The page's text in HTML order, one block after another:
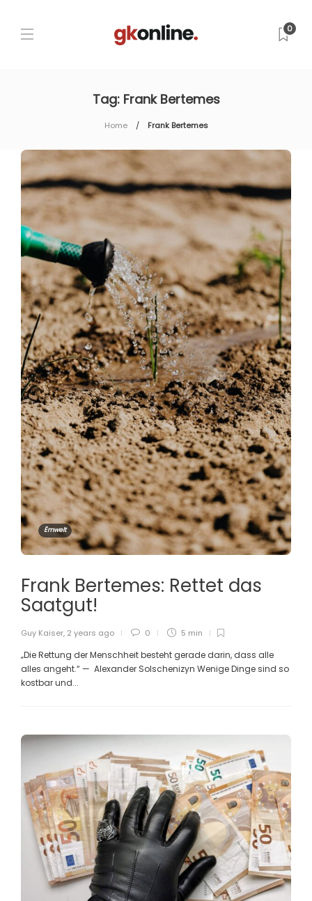
0
Tag: Frank Bertemes
Home Frank Bertemes
Ëmwelt
Frank Bertemes: Rettet das
Saatgut!
Guy Kaiser, 2 years ago 0 5 min
„Die Rettung der Menschheit besteht gerade darin, dass alle
alles angeht.“ — Alexander Solschenizyn Wenige Dinge sind so
kostbar und...